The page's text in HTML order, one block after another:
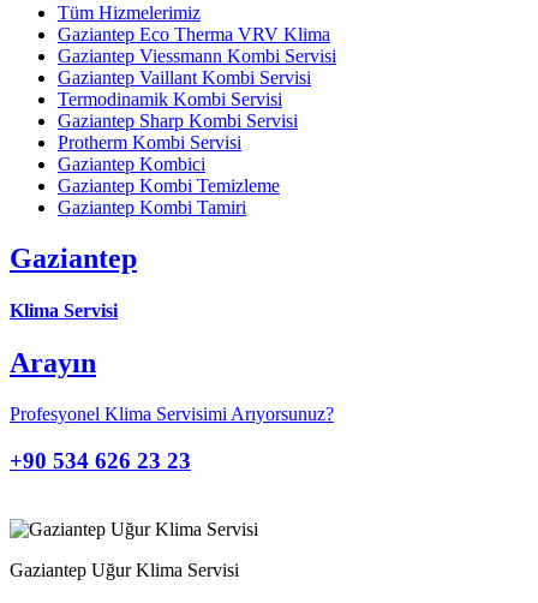
Tüm Hizmelerimiz
Gaziantep Eco Therma VRV Klima
Gaziantep Viessmann Kombi Servisi
Gaziantep Vaillant Kombi Servisi
Termodinamik Kombi Servisi
Gaziantep Sharp Kombi Servisi
Protherm Kombi Servisi
Gaziantep Kombici
Gaziantep Kombi Temizleme
Gaziantep Kombi Tamiri
Gaziantep
Klima Servisi
Arayın
Profesyonel Klima Servisimi Arıyorsunuz?
+90 534 626 23 23
Gaziantep Uğur Klima Servisi